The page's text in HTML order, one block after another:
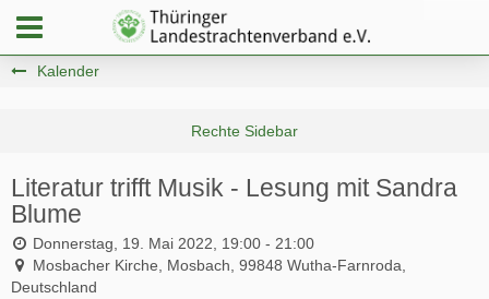
Kalender
Literatur trifft Musik - Lesung mit Sandra
Blume
Donnerstag, 19. Mai 2022, 19:00 - 21:00
Mosbacher Kirche, Mosbach, 99848 Wutha-Farnroda,
Deutschland